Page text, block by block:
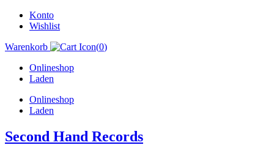
Konto
Wishlist
Warenkorb
(0)
Onlineshop
Laden
Onlineshop
Laden
Second Hand Records